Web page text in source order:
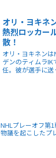
きっかけや、フ
案がわかります。
オリ・ヨキネ
熱烈ロッカー
散！
オリ・ヨキネン
デンのティムラ
任。彼が選手に
NHLプレーオフ第
物議を起こしたプ